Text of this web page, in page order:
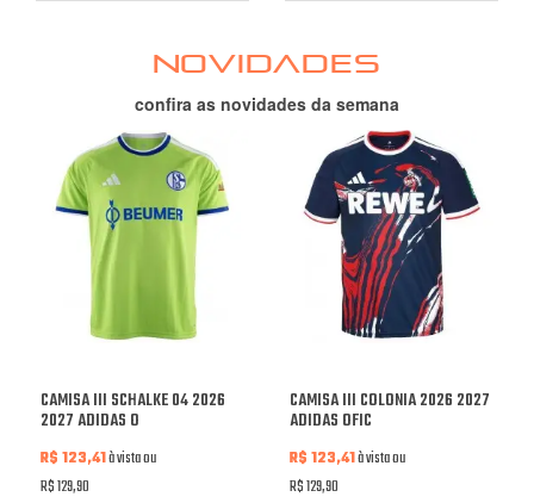
NOVIDADES
confira as novidades da semana
CAMISA III SCHALKE 04 2026
2027 ADIDAS O
R$ 123,41à vista ou
R$ 129,90
CAMISA III COLONIA 2026 2027
ADIDAS OFIC
R$ 123,41à vista ou
R$ 129,90